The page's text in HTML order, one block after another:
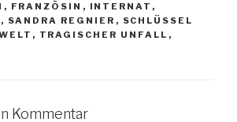
, FRANZÖSIN , INTERNAT ,
, SANDRA REGNIER , SCHLÜSSEL
, TRAGISCHER UNFALL ,
Kommentar